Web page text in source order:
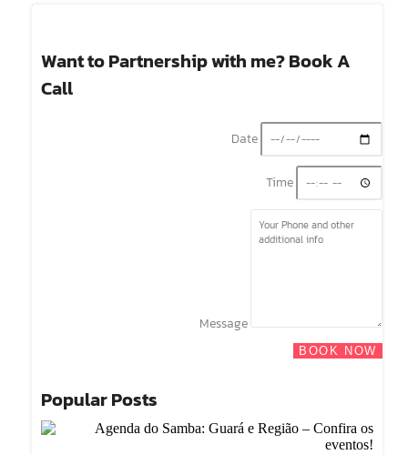
Want to Partnership with me? Book A
Call
Date
Time
Message
BOOK NOW
Popular Posts